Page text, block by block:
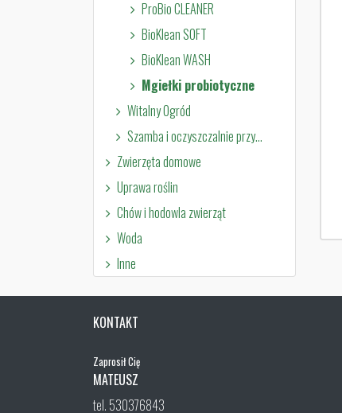
ProBio CLEANER
BioKlean SOFT
BioKlean WASH
Mgiełki probiotyczne
Witalny Ogród
Szamba i oczyszczalnie przydomowe
Zwierzęta domowe
Uprawa roślin
Chów i hodowla zwierząt
Woda
Inne
KONTAKT
Zaprosił Cię
MATEUSZ
tel. 530376843